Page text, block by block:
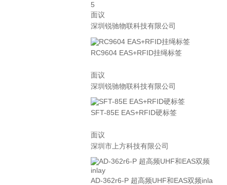
5
面议
深圳锐驰物联科技有限公司
RC9604 EAS+RFID挂绳标签
面议
深圳锐驰物联科技有限公司
SFT-85E EAS+RFID硬标签
面议
深圳市上方科技有限公司
AD-362r6-P 超高频UHF和EAS双频inla